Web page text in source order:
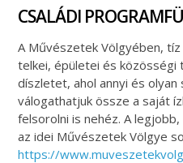
CSALÁDI
A Művészetek Völgyében,
telkei, épületei és közösségi
díszletet, ahol annyi és
válogathatjuk össze a saját
felsorolni is nehéz. A
az idei Művészetek Völgye
https://